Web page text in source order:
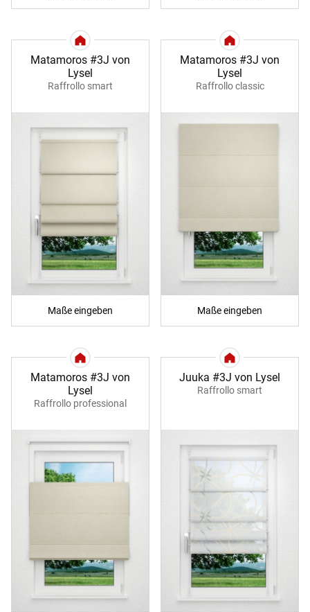
Matamoros #3J von
Lysel
Raffrollo smart
Maße eingeben
Matamoros #3J von
Lysel
Raffrollo classic
Maße eingeben
Matamoros #3J von
Lysel
Raffrollo professional
Juuka #3J von Lysel
Raffrollo smart